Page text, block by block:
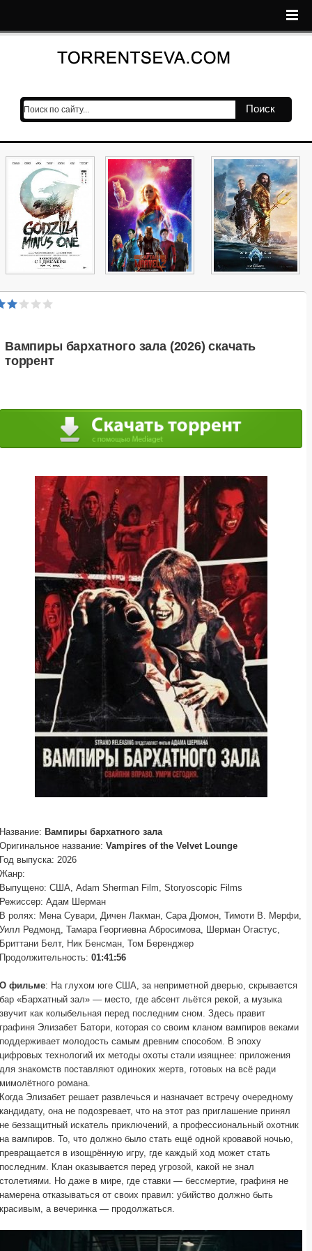
Поиск
Вампиры бархатного зала (2026) скачать
торрент
Название: Вампиры бархатного зала
Оригинальное название: Vampires of the Velvet Lounge
Год выпуска: 2026
Жанр:
Выпущено: США, Adam Sherman Film, Storyoscopic Films
Режиссер: Адам Шерман
В ролях: Мена Сувари, Дичен Лакман, Сара Дюмон, Тимоти В. Мерфи,
Уилл Редмонд, Тамара Георгиевна Абросимова, Шерман Огастус,
Бриттани Белт, Ник Бенсман, Том Беренджер
Продолжительность: 01:41:56
О фильме: На глухом юге США, за неприметной дверью, скрывается
бар «Бархатный зал» — место, где абсент льётся рекой, а музыка
звучит как колыбельная перед последним сном. Здесь правит
графиня Элизабет Батори, которая со своим кланом вампиров веками
поддерживает молодость самым древним способом. В эпоху
цифровых технологий их методы охоты стали изящнее: приложения
для знакомств поставляют одиноких жертв, готовых на всё ради
мимолётного романа.
Когда Элизабет решает развлечься и назначает встречу очередному
кандидату, она не подозревает, что на этот раз приглашение принял
не беззащитный искатель приключений, а профессиональный охотник
на вампиров. То, что должно было стать ещё одной кровавой ночью,
превращается в изощрённую игру, где каждый ход может стать
последним. Клан оказывается перед угрозой, какой не знал
столетиями. Но даже в мире, где ставки — бессмертие, графиня не
намерена отказываться от своих правил: убийство должно быть
красивым, а вечеринка — продолжаться.